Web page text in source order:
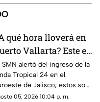
qué hora lloverá en
Vallarta? Este es
pronóstico del clima
este 6 de agosto
SMN alertó del ingreso de la
Tropical 24 en el
de Jalisco; estos son
cambios en el clima
05, 2026 10:04 p. m.